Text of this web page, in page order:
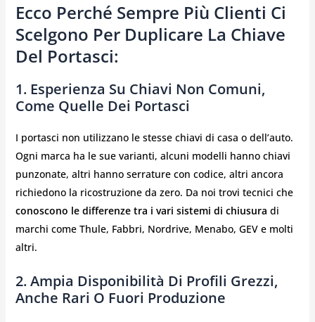
Ecco Perché Sempre Più Clienti Ci
Scelgono Per Duplicare La Chiave
Del Portasci:
1. Esperienza Su Chiavi Non Comuni,
Come Quelle Dei Portasci
I portasci non utilizzano le stesse chiavi di casa o dell’auto.
Ogni marca ha le sue varianti, alcuni modelli hanno chiavi
punzonate, altri hanno serrature con codice, altri ancora
richiedono la ricostruzione da zero. Da noi trovi tecnici che
conoscono le differenze tra i vari sistemi di chiusura di
marchi come Thule, Fabbri, Nordrive, Menabo, GEV e molti
altri.
2.Ampia Disponibilità Di Profili Grezzi,
Anche Rari O Fuori Produzione